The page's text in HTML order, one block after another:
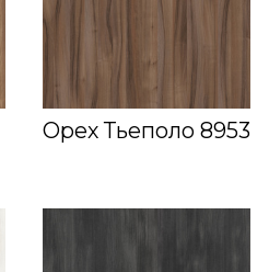
Орех Тьеполо 8953